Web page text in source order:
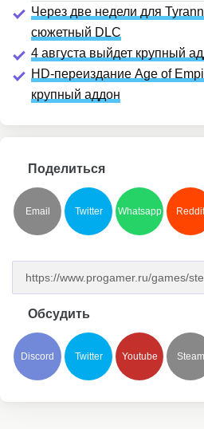
Через две недели для
сюжетный DLC
4 августа выйдет крупный
HD-переиздание Age of
крупный аддон
Поделиться
Email Twitter Whatsapp Reddit
Обсудить
Discord Twitter Youtube Steam